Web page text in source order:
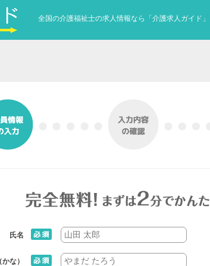
全国の介護福祉士の求人情報なら「介護求人ガイド
氏名
な）